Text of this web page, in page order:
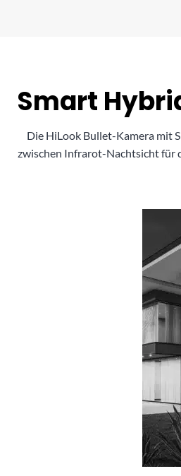
Smart
Die HiLook Bullet-Kamera mit
zwischen Infrarot-Nachtsicht für